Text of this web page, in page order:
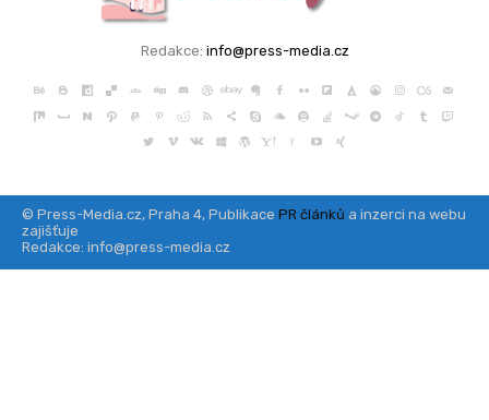
Redakce: info@press-media.cz
© Press-Media.cz, Praha 4, Publikace PR článků a inzerci na webu
zajišťuje
Redakce: info@press-media.cz